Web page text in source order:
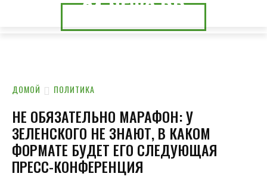
24.NEWS.CK
24.NEWS.DP
ДОМОЙ ПОЛИТИКА
НЕ ОБЯЗАТЕЛЬНО МАРАФОН: У
ЗЕЛЕНСКОГО НЕ ЗНАЮТ, В КАКОМ
ФОРМАТЕ БУДЕТ ЕГО СЛЕДУЮЩАЯ
ПРЕСС-КОНФЕРЕНЦИЯ